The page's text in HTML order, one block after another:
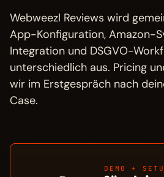
Webweezl Reviews wird
App-Konfiguration, Amazon-
Integration und DSGVO-
unterschiedlich aus. Pricing
wir im Erstgespräch nach
Case.
DEMO +